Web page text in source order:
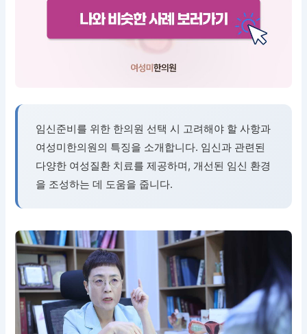
임신준비를 위한 한의원 선택 시 고려해야 할 사항과
여성미한의원의 특징을 소개합니다. 임신과 관련된
다양한 여성질환 치료를 제공하며, 개선된 임신 환경
을 조성하는 데 도움을 줍니다.